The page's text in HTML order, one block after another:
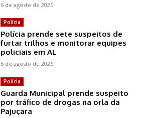
6 de agosto de 2026
Polícia
Polícia prende sete suspeitos de
furtar trilhos e monitorar equipes
policiais em AL
6 de agosto de 2026
Polícia
Guarda Municipal prende suspeito
por tráfico de drogas na orla da
Pajuçara